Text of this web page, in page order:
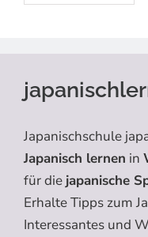
Japanischschule
Japanisch lernen in
für die japanische
Erhalte Tipps zum
Interessantes und